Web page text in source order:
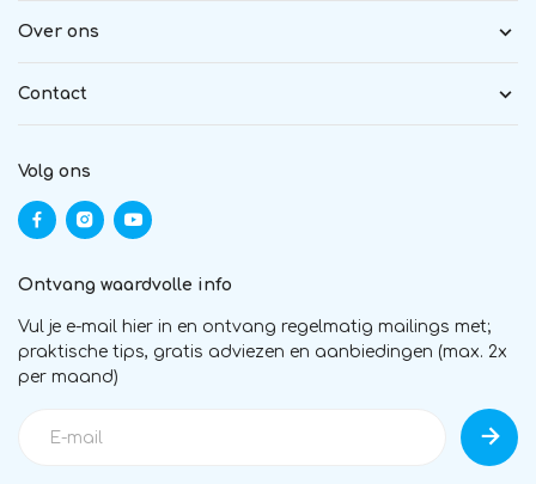
Over ons
Contact
Volg ons
Ontvang waardvolle info
Vul je e-mail hier in en ontvang regelmatig mailings met;
praktische tips, gratis adviezen en aanbiedingen (max. 2x
per maand)